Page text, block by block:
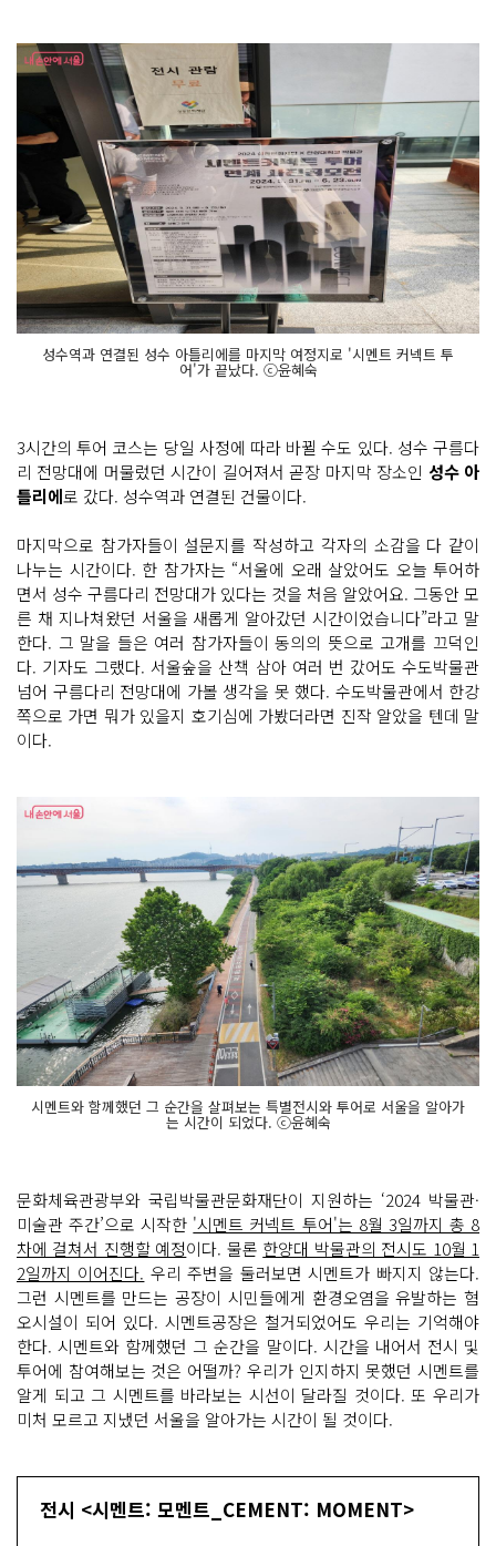
성수역과 연결된 성수 아틀리에를 마지막 여정지로 '시멘트 커넥트 투
어'가 끝났다. ⓒ윤혜숙
3시간의 투어 코스는 당일 사정에 따라 바뀔 수도 있다. 성수 구름다
리 전망대에 머물렀던 시간이 길어져서 곧장 마지막 장소인 성수 아
틀리에로 갔다. 성수역과 연결된 건물이다.
마지막으로 참가자들이 설문지를 작성하고 각자의 소감을 다 같이
나누는 시간이다. 한 참가자는 “서울에 오래 살았어도 오늘 투어하
면서 성수 구름다리 전망대가 있다는 것을 처음 알았어요. 그동안 모
른 채 지나쳐왔던 서울을 새롭게 알아갔던 시간이었습니다”라고 말
한다. 그 말을 들은 여러 참가자들이 동의의 뜻으로 고개를 끄덕인
다. 기자도 그랬다. 서울숲을 산책 삼아 여러 번 갔어도 수도박물관
넘어 구름다리 전망대에 가볼 생각을 못 했다. 수도박물관에서 한강
쪽으로 가면 뭐가 있을지 호기심에 가봤더라면 진작 알았을 텐데 말
이다.
시멘트와 함께했던 그 순간을 살펴보는 특별전시와 투어로 서울을 알아가
는 시간이 되었다. ⓒ윤혜숙
문화체육관광부와 국립박물관문화재단이 지원하는 ‘2024 박물관·
미술관 주간’으로 시작한 '시멘트 커넥트 투어'는 8월 3일까지 총 8
차에 걸쳐서 진행할 예정이다. 물론 한양대 박물관의 전시도 10월 1
2일까지 이어진다. 우리 주변을 둘러보면 시멘트가 빠지지 않는다.
그런 시멘트를 만드는 공장이 시민들에게 환경오염을 유발하는 혐
오시설이 되어 있다. 시멘트공장은 철거되었어도 우리는 기억해야
한다. 시멘트와 함께했던 그 순간을 말이다. 시간을 내어서 전시 및
투어에 참여해보는 것은 어떨까? 우리가 인지하지 못했던 시멘트를
알게 되고 그 시멘트를 바라보는 시선이 달라질 것이다. 또 우리가
미처 모르고 지냈던 서울을 알아가는 시간이 될 것이다.
전시 <시멘트: 모멘트_CEMENT: MOMENT>